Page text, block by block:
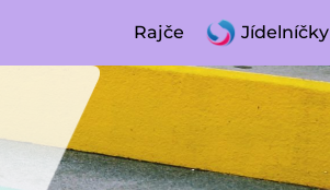
Rajče Jídelníčky